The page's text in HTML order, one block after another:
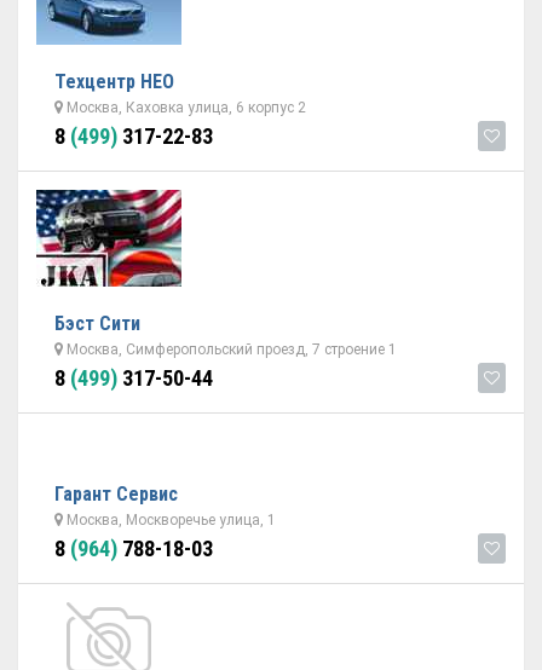
Техцентр НЕО
Москва, Каховка улица, 6 корпус 2
8 (499) 317-22-83
Бэст Сити
Москва, Симферопольский проезд, 7 строение 1
8 (499) 317-50-44
Гарант Cервис
Москва, Москворечье улица, 1
8 (964) 788-18-03